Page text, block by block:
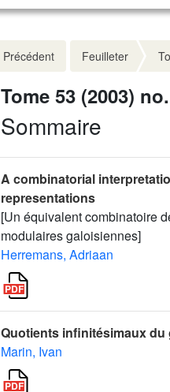
Précédent Feuilleter
Tome 53 (2003)
Sommaire
A combinatorial
representations
[Un équivalent combinatoire
modulaires galoisiennes]
Herremans, Adriaan
Quotients infinitésimaux du
Marin, Ivan